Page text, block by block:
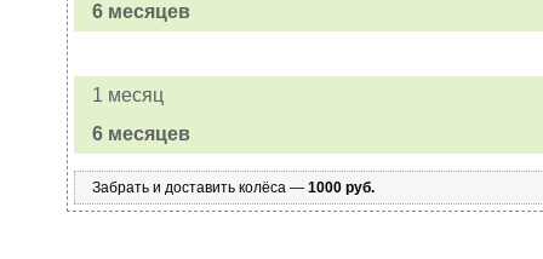
6 месяцев
1 месяц
6 месяцев
Забрать и доставить колёса — 1000 руб.